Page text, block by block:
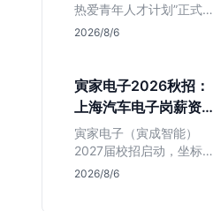
但平台扎实的特点，助应
届生快速判断投递价值。
热爱青年人才计划”正式开
启，主打不限专业与学
划、算法），分析非科班
同学的投递机会与真实门
槛，帮你判断是否值得
投。
2026/8/6
寅家电子2026秋招：
上海汽车电子岗薪资与
岗位全解析
寅家电子（寅成智能）
2027届校招启动，坐标上
海。本文解析百人规模汽
2026/8/6